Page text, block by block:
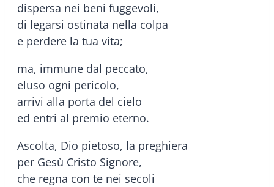
dispersa nei beni fuggevoli,
di legarsi ostinata nella colpa
e perdere la tua vita;
ma, immune dal peccato,
eluso ogni pericolo,
arrivi alla porta del cielo
ed entri al premio eterno.
Ascolta, Dio pietoso, la preghiera
per Gesù Cristo Signore,
che regna con te nei secoli